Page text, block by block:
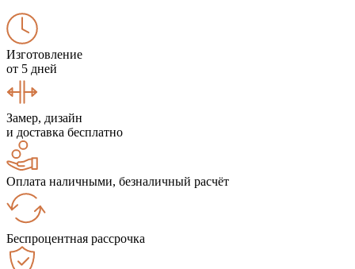
Изготовление
от 5 дней
Замер, дизайн
и доставка бесплатно
Оплата наличными, безналичный расчёт
Беспроцентная рассрочка